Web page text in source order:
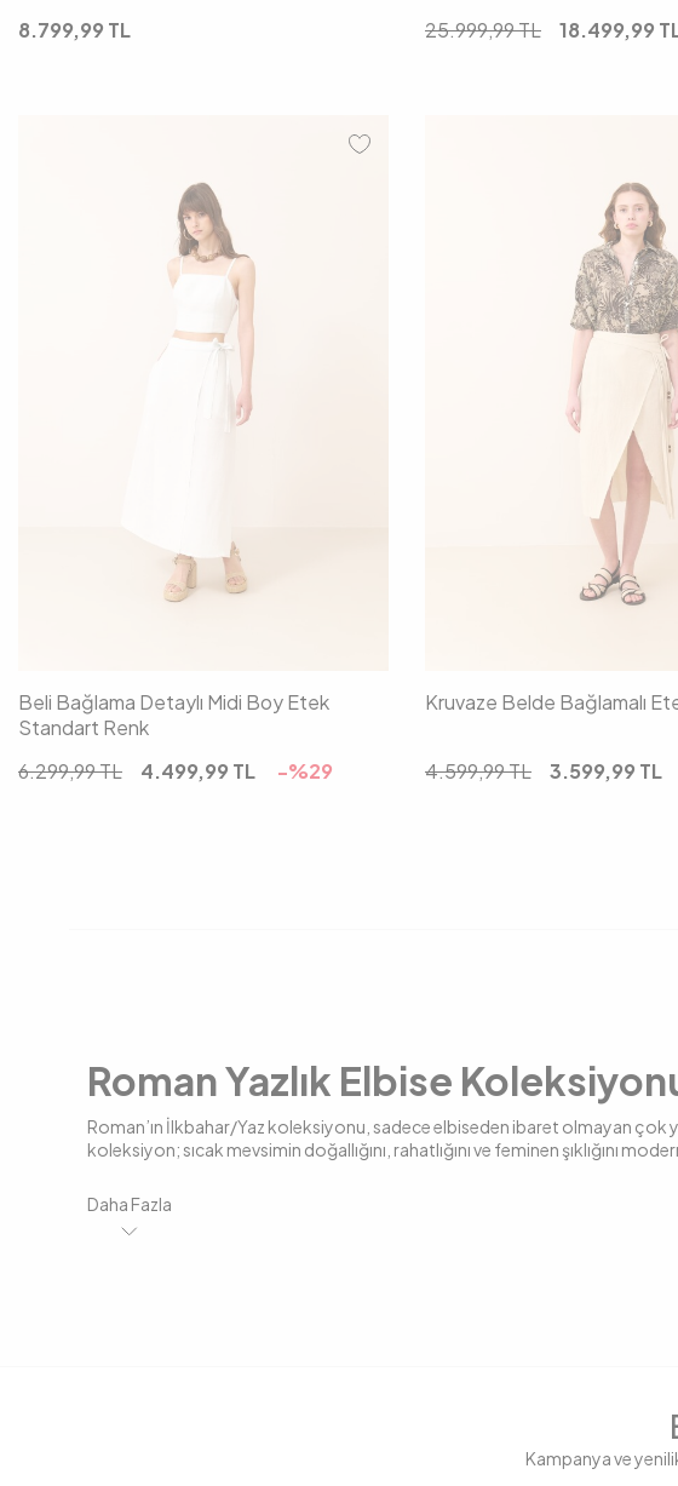
8.799,99 TL 25.999,99TL 18.499,99
40
Beli Bağlama Detaylı Midi Boy Etek
Standart Renk
6.299,99TL 4.499,99 TL -%29
38
Kruvaze Belde Bağlamalı
4.599,99TL 3.599,99 TL
Roman Yazlık Elbise
Roman’ın İlkbahar/Yaz koleksiyonu, sadece elbiseden ibaret olmayan
koleksiyon; sıcak mevsimin doğallığını, rahatlığını ve feminen şıklığını
Yazlık gömlek modelleri, yaz aylarında serin tutan ince pamuk ya da
Daha Fazla
Kampanya ve